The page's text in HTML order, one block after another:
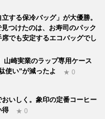
する保冷バッグ」が大優勝。
つけたのは、お寿司のパック
でも安定するエコバッグでし
山崎実業のラップ専用ケース
使い”が減ったよ
★ 0
いしく。象印の定番コーヒー
得
★ 0